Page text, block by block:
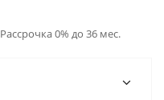
Рассрочка 0% до 36 мес.